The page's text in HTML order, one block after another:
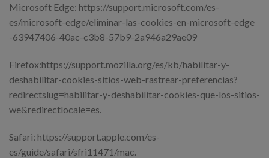
Microsoft Edge: https://support.microsoft.com/es-
es/microsoft-edge/eliminar-las-cookies-en-microsoft-edge
-63947406-40ac-c3b8-57b9-2a946a29ae09
Firefox:https://support.mozilla.org/es/kb/habilitar-y-
deshabilitar-cookies-sitios-web-rastrear-preferencias?
redirectslug=habilitar-y-deshabilitar-cookies-que-los-sitios-
we&redirectlocale=es.
Safari: https://support.apple.com/es-
es/guide/safari/sfri11471/mac.